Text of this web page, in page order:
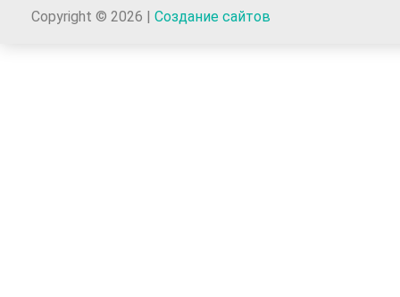
Copyright © 2026 | Создание сайтов